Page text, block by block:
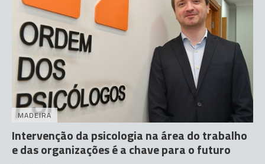
MADEIRA
Intervenção da psicologia na área do trabalho
e das organizações é a chave para o futuro